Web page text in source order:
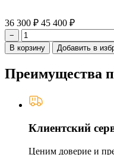
36 300 ₽ 45 400 ₽
−
В корзину
Добавить в
Преимущества
Клиентский
Ценим доверие и